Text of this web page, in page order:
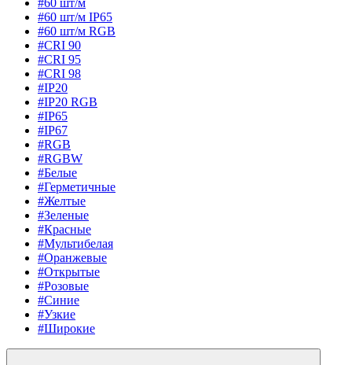
#60 шт/м
#60 шт/м IP65
#60 шт/м RGB
#CRI 90
#CRI 95
#CRI 98
#IP20
#IP20 RGB
#IP65
#IP67
#RGB
#RGBW
#Белые
#Герметичные
#Желтые
#Зеленые
#Красные
#Мультибелая
#Оранжевые
#Открытые
#Розовые
#Синие
#Узкие
#Широкие